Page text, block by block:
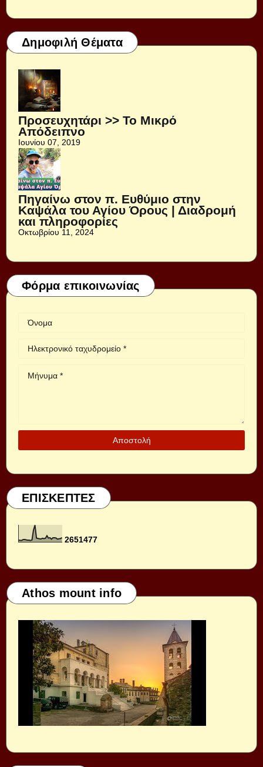
Δημοφιλή Θέματα
Προσευχητάρι >> Το Μικρό
Απόδειπνο
Ιουνίου 07, 2019
Πηγαίνω στον π. Ευθύμιο στην
Καψάλα του Αγίου Όρους | Διαδρομή
και πληροφορίες
Οκτωβρίου 11, 2024
Φόρμα επικοινωνίας
ΕΠΙΣΚΕΠΤΕΣ
2651477
Athos mount info